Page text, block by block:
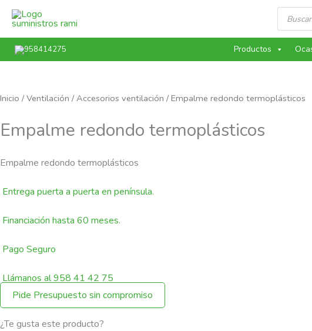
contenido
Búsqueda
productos
958414275 Productos
Inicio / Ventilación / Accesorios ventilación / Empalme redondo termoplásticos
Empalme redondo termoplásticos
Empalme redondo termoplásticos
Entrega puerta a puerta en península.
Financiación hasta 60 meses.
Pago Seguro
Llámanos al 958 41 42 75
Pide Presupuesto sin compromiso
¿Te gusta este producto?